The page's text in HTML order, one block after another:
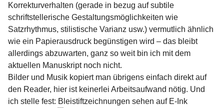
Korrekturverhalten (gerade in bezug auf subtile
schriftstellerische Gestaltungsmöglichkeiten wie
Satzrhythmus, stilistische Varianz usw.) vermutlich ähnlich
wie ein Papierausdruck begünstigen wird – das bleibt
allerdings abzuwarten, ganz so weit bin ich mit dem
aktuellen Manuskript noch nicht.
Bilder und Musik kopiert man übrigens einfach direkt auf
den Reader, hier ist keinerlei Arbeitsaufwand nötig. Und
ich stelle fest: Bleistiftzeichnungen sehen auf E-Ink